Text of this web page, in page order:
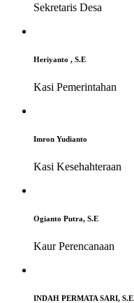
Sekretaris Desa
Heriyanto , S.E
Kasi Pemerintahan
Imron Yudianto
Kasi Kesehahteraan
Ogianto Putra, S.E
Kaur Perencanaan
INDAH PERMATA SARI, S.E